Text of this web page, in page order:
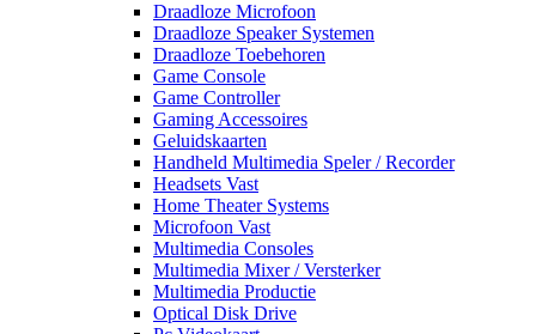
Draadloze Microfoon
Draadloze Speaker Systemen
Draadloze Toebehoren
Game Console
Game Controller
Gaming Accessoires
Geluidskaarten
Handheld Multimedia Speler / Recorder
Headsets Vast
Home Theater Systems
Microfoon Vast
Multimedia Consoles
Multimedia Mixer / Versterker
Multimedia Productie
Optical Disk Drive